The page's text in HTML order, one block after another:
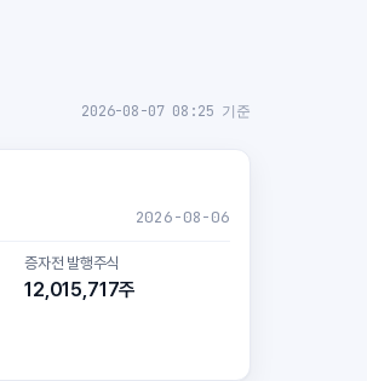
2026-08-07 08:25 기준
2026-08-06
증자전 발행주식
12,015,717주